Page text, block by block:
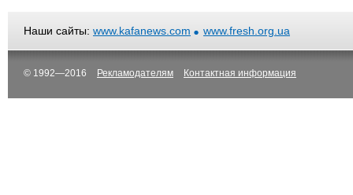
Наши сайты: www.kafanews.com www.fresh.org.ua
© 1992—2016 Рекламодателям Контактная информация